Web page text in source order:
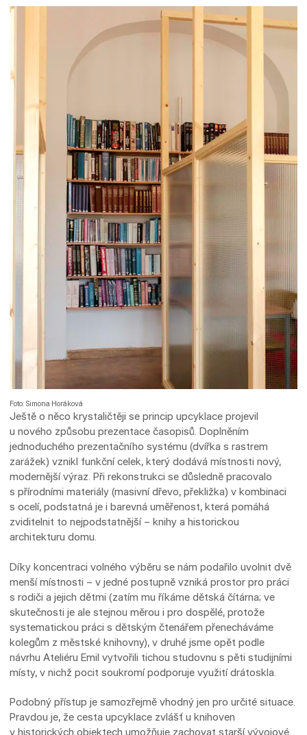
Foto: Simona Horáková
Ještě o něco krystaličtěji se princip upcyklace projevil
u nového způsobu prezentace časopisů. Doplněním
jednoduchého prezentačního systému (dvířka s rastrem
zarážek) vznikl funkční celek, který dodává místnosti nový,
modernější výraz. Při rekonstrukci se důsledně pracovalo
s přírodními materiály (masivní dřevo, překližka) v kombinaci
s ocelí, podstatná je i barevná uměřenost, která pomáhá
zviditelnit to nejpodstatnější – knihy a historickou
architekturu domu.
Díky koncentraci volného výběru se nám podařilo uvolnit dvě
menší místnosti – v jedné postupně vzniká prostor pro práci
s rodiči a jejich dětmi (zatím mu říkáme dětská čítárna; ve
skutečnosti je ale stejnou měrou i pro dospělé, protože
systematickou práci s dětským čtenářem přenecháváme
kolegům z městské knihovny), v druhé jsme opět podle
návrhu Ateliéru Emil vytvořili tichou studovnu s pěti studijními
místy, v nichž pocit soukromí podporuje využití drátoskla.
Podobný přístup je samozřejmě vhodný jen pro určité situace.
Pravdou je, že cesta upcyklace zvlášť u knihoven
v historických objektech umožňuje zachovat starší vývojové